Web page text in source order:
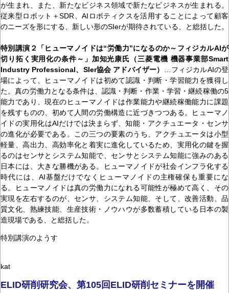
が生まれ、また、新たなビジネス領域で新たなビジネスが生まれる。
従来型ロボット＋SDR、AIロボティクスを活用することによって顧客
のニーズを形にする、新しい形のSIerが期待されている、と総括した。
特別講演２「ヒューマノイドは“労働力”になるのか～フィジカルAIが
切り拓く実用化の条件～」加知光康氏（三菱電機 機器事業部Smart
Industry Professional、SIer協会 アドバイザー）
…フィジカルAIの登
場によって、ヒューマノイドは初めて認識・判断・学習能力を獲得し
た。真の労働力となる条件は、認識・判断・作業・学習・継続稼働の5
能力であり、現在のヒューマノイドは作業能力や継続稼働能力に課題
を残すものの、初めて人間の労働構造に近づきつつある。ヒューマノ
イドの実用化はAIだけでは決まらず、知能・アクチュエータ・センサ
の進化が必要である。この三つの要素のうち、アクチュエータは小型
軽量、高出力、高効率化と着実に進化しているため、実用化の鍵を握
るのはセンサとシステム知能で、センサとシステム知能に強みのある
日本には、大きな勝機がある。ヒューマノイドが社会インフラ化する
時代には、AI基盤だけでなくヒューマノイドの主権確保も重要にな
る。ヒューマノイドは真の労働力になれる可能性が極めて高く、その
実現を左右するのが、センサ、システム知能、そして、改善活動、品
質文化、熟練技能、生産技術・ノウハウが多数蓄積している日本の製
造現場である、と総括した。
特別講演のようす
kat
ELID研削研究会、第105回ELID研削セミナーを開催